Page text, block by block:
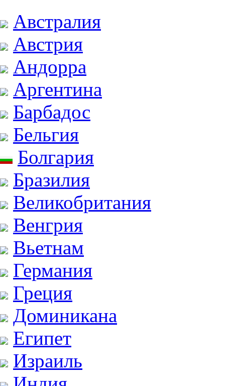
Австралия
Австрия
Андорра
Аргентина
Барбадос
Бельгия
Болгария
Бразилия
Великобритания
Венгрия
Вьетнам
Германия
Греция
Доминикана
Египет
Израиль